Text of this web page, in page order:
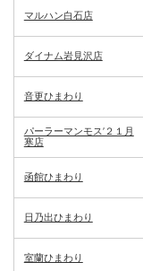
マルハン白石店
ダイナム岩見沢店
音更ひまわり
パーラーマンモス’２１月
寒店
函館ひまわり
日乃出ひまわり
室蘭ひまわり